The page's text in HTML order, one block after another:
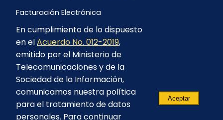
Facturación Electrónica
Archivo Histórico de Facturación
Portal Ambiental y Social
Proyecto Geotérmico Chachimbiro
Contratación consultoría mediante “Lista Corta”
Reglamento de Procesos Asociativos
En cumplimiento de lo dispuesto
en elAcuerdo No. 012-2019,
emitido por el Ministerio de
Telecomunicaciones y de la
Sociedad de la Información,
comunicamos nuestra política
para el tratamiento de datos
personales. Para continuar
Aceptar